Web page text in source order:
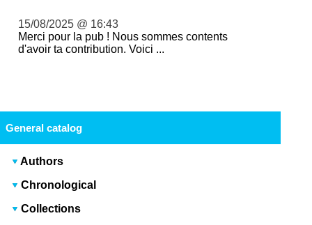
15/08/2025 @ 16:43
Merci pour la pub ! Nous sommes contents
d'avoir ta contribution. Voici ...
General catalog
Authors
Chronological
Collections